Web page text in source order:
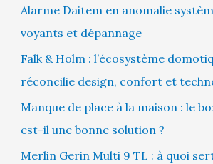
Alarme Daitem en anomalie
voyants et dépannage
Falk & Holm : l’écosystème
réconcilie design, confort et
Manque de place à la maison : le
est-il une bonne solution ?
Merlin Gerin Multi 9 TL : à quoi